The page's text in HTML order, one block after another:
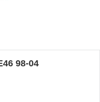
98-04